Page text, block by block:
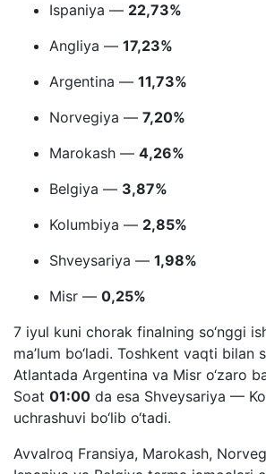
Ispaniya — 22,73%
Angliya — 17,23%
Argentina — 11,73%
Norvegiya — 7,20%
Marokash — 4,26%
Belgiya — 3,87%
Kolumbiya — 2,85%
Shveysariya — 1,98%
Misr — 0,25%
7 iyul kuni chorak finalning so‘nggi
ma’lum bo‘ladi. Toshkent vaqti bilan
Atlantada Argentina va Misr o‘zaro
Soat 01:00 da esa Shveysariya —
uchrashuvi bo‘lib o‘tadi.
Avvalroq Fransiya, Marokash,